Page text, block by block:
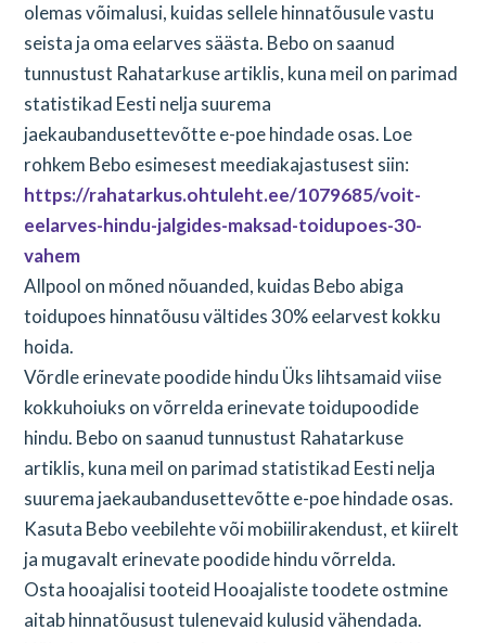
olemas võimalusi, kuidas sellele hinnatõusule vastu
seista ja oma eelarves säästa. Bebo on saanud
tunnustust Rahatarkuse artiklis, kuna meil on parimad
statistikad Eesti nelja suurema
jaekaubandusettevõtte e-poe hindade osas. Loe
rohkem Bebo esimesest meediakajastusest siin:
https://rahatarkus.ohtuleht.ee/1079685/voit-
eelarves-hindu-jalgides-maksad-toidupoes-30-
vahem
Allpool on mõned nõuanded, kuidas Bebo abiga
toidupoes hinnatõusu vältides 30% eelarvest kokku
hoida.
Võrdle erinevate poodide hindu Üks lihtsamaid viise
kokkuhoiuks on võrrelda erinevate toidupoodide
hindu. Bebo on saanud tunnustust Rahatarkuse
artiklis, kuna meil on parimad statistikad Eesti nelja
suurema jaekaubandusettevõtte e-poe hindade osas.
Kasuta Bebo veebilehte või mobiilirakendust, et kiirelt
ja mugavalt erinevate poodide hindu võrrelda.
Osta hooajalisi tooteid Hooajaliste toodete ostmine
aitab hinnatõusust tulenevaid kulusid vähendada.